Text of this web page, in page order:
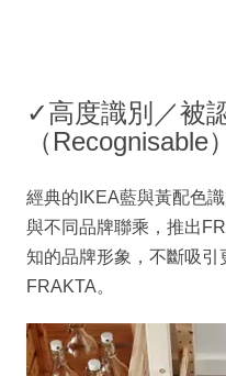
✓高度識別／被
（Recognisable）
經典的IKEA藍與黃配色
與不同品牌聯乘，推出
知的品牌形象，不斷吸
FRAKTA。